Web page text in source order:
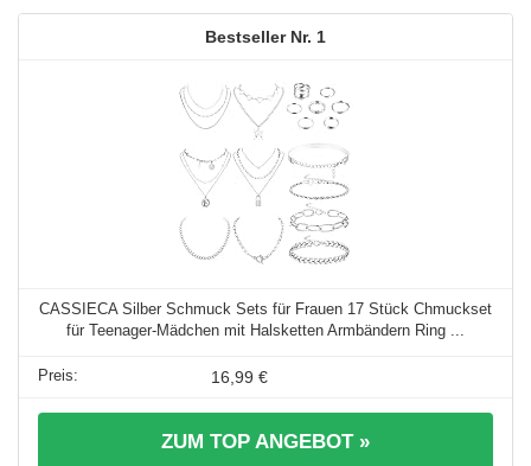
1
CASSIECA Silber Schmuck Sets für Frauen 17 Stück Chmuckset
für Teenager-Mädchen mit Halsketten Armbändern Ring ...
16,99 €
ZUM TOP ANGEBOT »